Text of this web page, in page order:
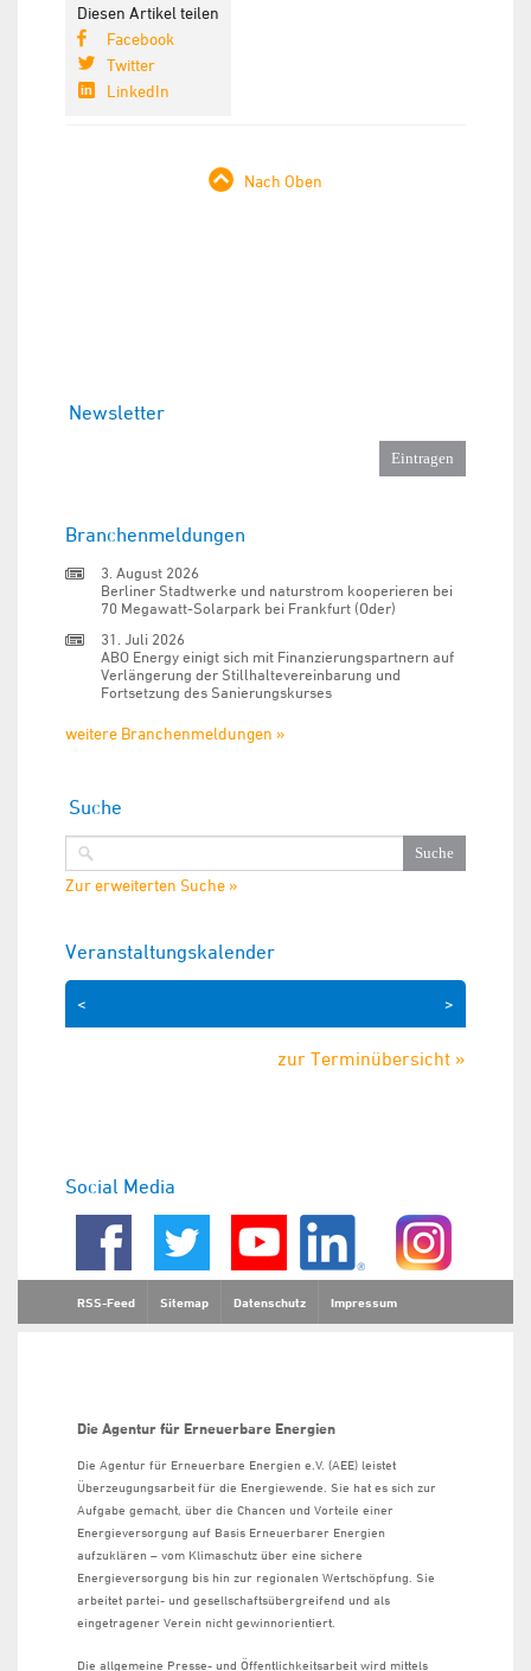
Diesen Artikel teilen
Facebook
Twitter
LinkedIn
Nach Oben
Newsletter
Branchenmeldungen
3. August 2026
Berliner Stadtwerke und naturstrom kooperieren bei
70 Megawatt-Solarpark bei Frankfurt (Oder)
31. Juli 2026
ABO Energy einigt sich mit Finanzierungspartnern auf
Verlängerung der Stillhaltevereinbarung und
Fortsetzung des Sanierungskurses
weitere Branchenmeldungen »
Suche
Zur erweiterten Suche »
Veranstaltungskalender
>
<
zur Terminübersicht »
Social Media
RSS-Feed Sitemap Datenschutz Impressum
Die Agentur für Erneuerbare Energien
Die Agentur für Erneuerbare Energien e.V. (AEE) leistet
Überzeugungsarbeit für die Energiewende. Sie hat es sich zur
Aufgabe gemacht, über die Chancen und Vorteile einer
Energieversorgung auf Basis Erneuerbarer Energien
aufzuklären – vom Klimaschutz über eine sichere
Energieversorgung bis hin zur regionalen Wertschöpfung. Sie
arbeitet partei- und gesellschaftsübergreifend und als
eingetragener Verein nicht gewinnorientiert.
Die allgemeine Presse- und Öffentlichkeitsarbeit wird mittels